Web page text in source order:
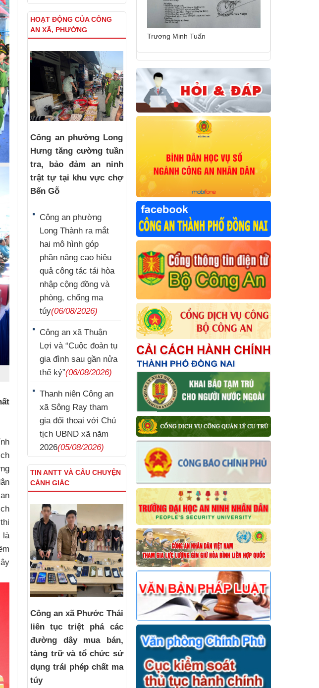
là
HOẠT ĐỘNG CỦA CÔNG
AN XÃ, PHƯỜNG
Công an phường Long
Hưng tăng cường tuần
tra, bảo đảm an ninh
trật tự tại khu vực chợ
Bến Gỗ
Công an phường
Long Thành ra mắt
hai mô hình góp
phần nâng cao hiệu
quả công tác tái hòa
nhập cộng đồng và
phòng, chống ma
túy(06/08/2026)
Công an xã Thuận
Lợi và “Cuộc đoàn tụ
gia đình sau gần nửa
thế kỷ”(06/08/2026)
Thanh niên Công an
xã Sông Ray tham
gia đối thoại với Chủ
tịch UBND xã năm
2026(05/08/2026)
TIN ANTT VÀ CÂU CHUYỆN
CẢNH GIÁC
Công an xã Phước Thái
liên tục triệt phá các
đường dây mua bán,
tàng trữ và tổ chức sử
dụng trái phép chất ma
túy
Trương Minh Tuấn